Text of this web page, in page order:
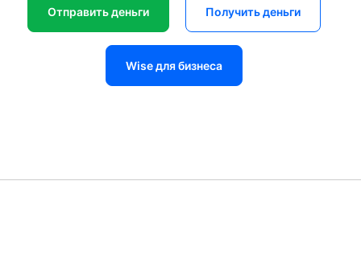
Отправить деньги Получить деньги
Wise для бизнеса